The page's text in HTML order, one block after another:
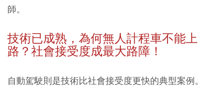
師。
技術已成熟，為何無人計程車不能上
路？社會接受度成最大路障！
自動駕駛則是技術比社會接受度更快的典型案例。